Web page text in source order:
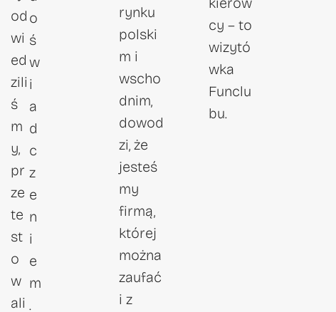
od
wi
ed
zili
ś
m
y,
pr
ze
te
st
o
w
ali
o
ś
w
i
a
d
c
z
e
n
i
e
m
.
rynku
polski
m i
wscho
dnim,
dowod
zi, że
jesteś
my
firmą,
której
można
zaufać
i z
cy – to
wizytó
wka
Funclu
bu.